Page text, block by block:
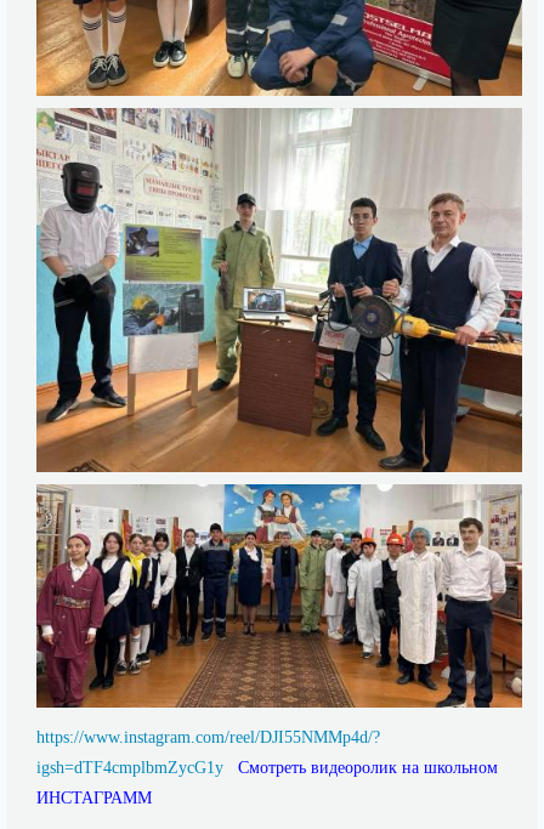
https://www.instagram.com/reel/DJI55NMMp4d/?
igsh=dTF4cmplbmZycG1y Смотреть видеоролик на школьном
ИНСТАГРАММ